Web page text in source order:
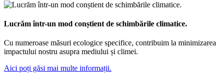
Lucrăm într-un mod conștient de schimbările climatice.
Cu numeroase măsuri ecologice specifice, contribuim la minimizarea
impactului nostru asupra mediului și climei.
Aici poți găsi mai multe informații.